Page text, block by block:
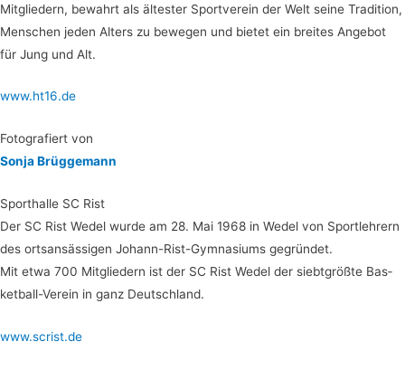
Mit­glie­dern, bewahrt als ältes­ter Sport­ver­ein der Welt sei­ne Tra­di­ti­on,
Men­schen jeden Alters zu bewe­gen und bie­tet ein brei­tes Ange­bot
für Jung und Alt.
www.ht16.de
Foto­gra­fiert von
Son­ja Brüggemann
Sport­hal­le SC Rist
Der SC Rist Wedel wur­de am 28. Mai 1968 in Wedel von Sport­leh­rern
des orts­an­säs­si­gen Johann-Rist-Gym­na­si­ums gegrün­det.
Mit etwa 700 Mit­glie­dern ist der SC Rist Wedel der siebt­größ­te Bas­
ket­ball-Ver­ein in ganz Deutschland.
www.scrist.de